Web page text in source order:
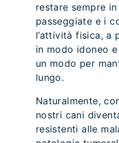
restare sempre
passeggiate e i
l’attività fisica, a
in modo idoneo
un modo per
lungo.
Naturalmente,
nostri cani
resistenti alle